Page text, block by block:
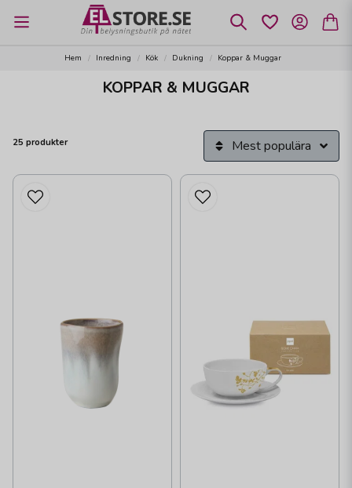
Hem Inredning Kök Dukning Koppar & Muggar
KOPPAR & MUGGAR
25 produkter Mest populära